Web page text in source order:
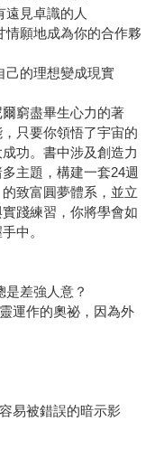
遠見卓識的人
情願地成為你的合作夥
己的理想變成現實
窮盡畢生心力的著
只要你領悟了宇宙的
功。書中涉及創造力
主題，構建一套24週
致富圓夢體系，並立
踐練習，你將學會如
中。
是差強人意？
運作的奧祕，因為外
易被錯誤的暗示影